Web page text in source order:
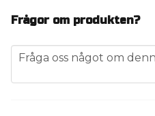
Frågor om produkten?
question
Fråga oss något om